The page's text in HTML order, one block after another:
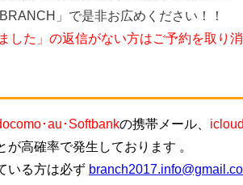
」で是非お広めください！！
た」の返信がない方はご予約を取り
･au･Softbankの携帯メール、
高確率で発生しております 。
いる方は必ず